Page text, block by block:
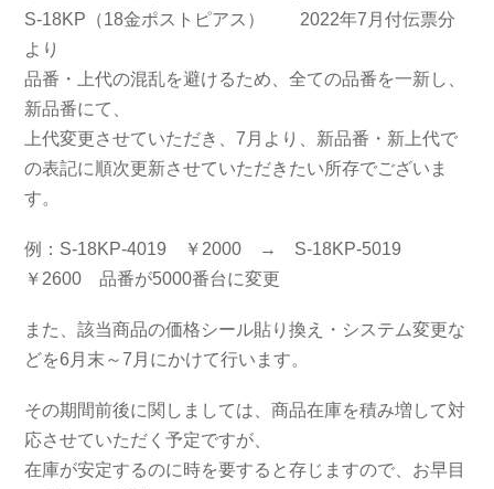
S-18KP（18金ポストピアス） 2022年7月付伝票分
より
品番・上代の混乱を避けるため、全ての品番を一新し、
新品番にて、
上代変更させていただき、7月より、新品番・新上代で
の表記に順次更新させていただきたい所存でございま
す。
例：S-18KP-4019 ￥2000 → S-18KP-5019
￥2600 品番が5000番台に変更
また、該当商品の価格シール貼り換え・システム変更な
どを6月末～7月にかけて行います。
その期間前後に関しましては、商品在庫を積み増して対
応させていただく予定ですが、
在庫が安定するのに時を要すると存じますので、お早目